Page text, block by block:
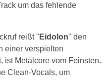
um das fehlende
reißt " Eidolon" den
einer verspielten
ist Metalcore vom Feinsten.
Clean-Vocals, um